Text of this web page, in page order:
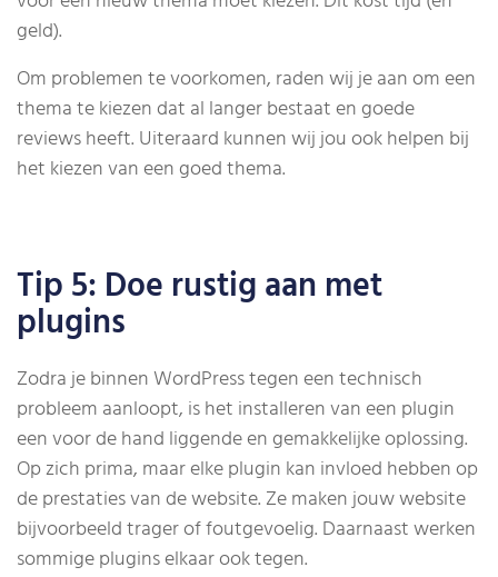
geld).
Om problemen te voorkomen, raden wij je aan om een
thema te kiezen dat al langer bestaat en goede
reviews heeft. Uiteraard kunnen wij jou ook helpen bij
het kiezen van een goed thema.
Tip 5: Doe rustig aan met
plugins
Zodra je binnen WordPress tegen een technisch
probleem aanloopt, is het installeren van een plugin
een voor de hand liggende en gemakkelijke oplossing.
Op zich prima, maar elke plugin kan invloed hebben op
de prestaties van de website. Ze maken jouw website
bijvoorbeeld trager of foutgevoelig. Daarnaast werken
sommige plugins elkaar ook tegen.